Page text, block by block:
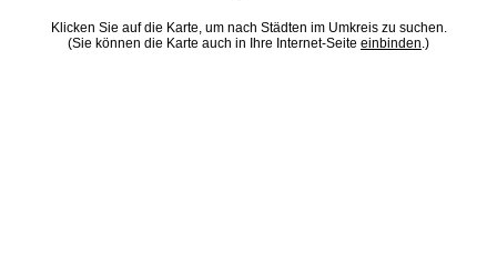
Klicken Sie auf die Karte, um nach Städten im Umkreis zu suchen.
(Sie können die Karte auch in Ihre Internet-Seite einbinden.)